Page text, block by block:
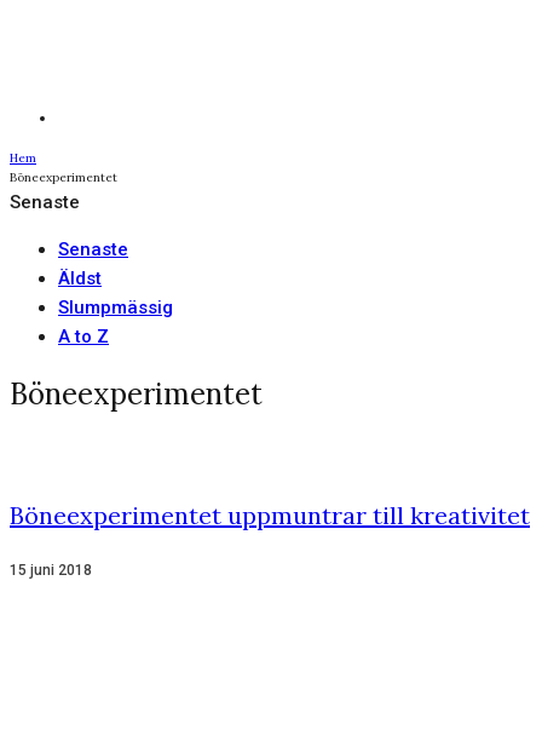
Hem
Böneexperimentet
Senaste
Senaste
Äldst
Slumpmässig
A to Z
Böneexperimentet
Böneexperimentet uppmuntrar till kreativitet
15 juni 2018